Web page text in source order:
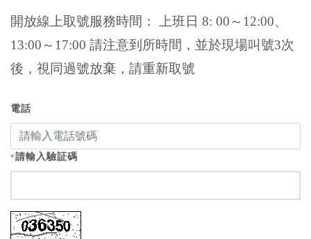
開放線上取號服務時間： 上班日 8: 00～12:00、
13:00～17:00 請注意到所時間，並於現場叫號3次
後，視同過號放棄，請重新取號
電話
*請輸入驗証碼